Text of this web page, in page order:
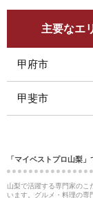
主要なエ
甲府市
甲斐市
「マイベストプロ山梨
山梨で活躍する専門家のこ
います。グルメ・料理の専